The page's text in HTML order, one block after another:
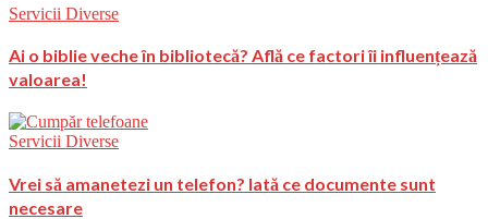
Servicii Diverse
Ai o biblie veche în bibliotecă? Află ce factori îi influențează
valoarea!
Servicii Diverse
Vrei să amanetezi un telefon? Iată ce documente sunt
necesare